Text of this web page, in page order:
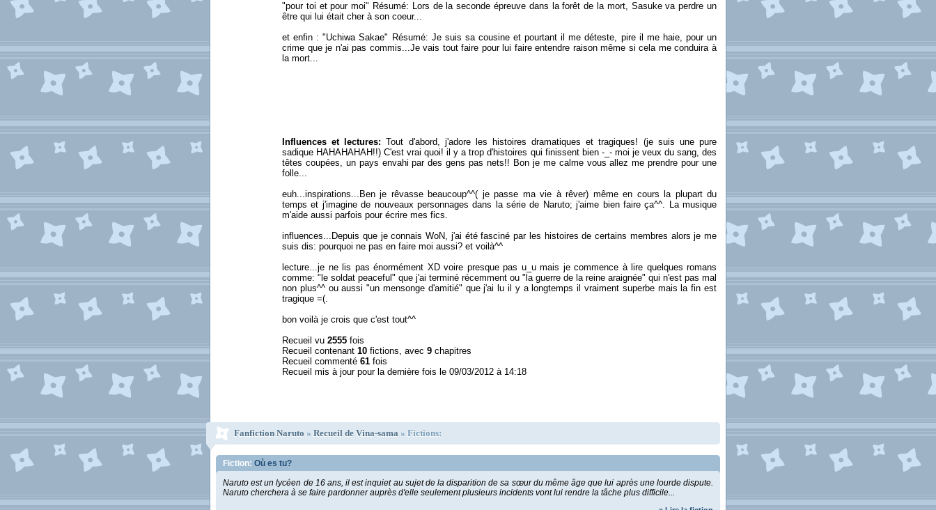
"pour toi et pour moi" Résumé: Lors de la seconde épreuve dans la forêt de la mort, Sasuke va perdre un
être qui lui était cher à son coeur...
et enfin : "Uchiwa Sakae" Résumé: Je suis sa cousine et pourtant il me déteste, pire il me haie, pour un
crime que je n'ai pas commis...Je vais tout faire pour lui faire entendre raison même si cela me conduira à
la mort...
Influences et lectures: Tout d'abord, j'adore les histoires dramatiques et tragiques! (je suis une pure
sadique HAHAHAHAH!!) C'est vrai quoi! il y a trop d'histoires qui finissent bien -_- moi je veux du sang, des
têtes coupées, un pays envahi par des gens pas nets!! Bon je me calme vous allez me prendre pour une
folle...
euh...inspirations...Ben je rêvasse beaucoup^^( je passe ma vie à rêver) même en cours la plupart du
temps et j'imagine de nouveaux personnages dans la série de Naruto; j'aime bien faire ça^^. La musique
m'aide aussi parfois pour écrire mes fics.
influences...Depuis que je connais WoN, j'ai été fasciné par les histoires de certains membres alors je me
suis dis: pourquoi ne pas en faire moi aussi? et voilà^^
lecture...je ne lis pas énormément XD voire presque pas u_u mais je commence à lire quelques romans
comme: "le soldat peaceful" que j'ai terminé récemment ou "la guerre de la reine araignée" qui n'est pas mal
non plus^^ ou aussi "un mensonge d'amitié" que j'ai lu il y a longtemps il vraiment superbe mais la fin est
tragique =(.
bon voilà je crois que c'est tout^^
Recueil vu 2555 fois
Recueil contenant 10 fictions, avec 9 chapitres
Recueil commenté 61 fois
Recueil mis à jour pour la dernière fois le 09/03/2012 à 14:18
Fanfiction Naruto » Recueil de Vina-sama » Fictions:
Fiction: Où es tu?
Naruto est un lycéen de 16 ans, il est inquiet au sujet de la disparition de sa sœur du même âge que lui après une lourde dispute.
Naruto cherchera à se faire pardonner auprès d'elle seulement plusieurs incidents vont lui rendre la tâche plus difficile...